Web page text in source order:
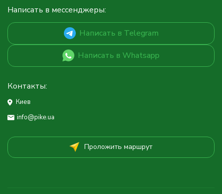
Написать в мессенджеры:
Написать в Telegram
Написать в Whatsapp
Контакты:
Киев
info@pike.ua
Проложить маршрут